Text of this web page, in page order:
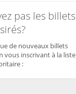
pas les billets
de nouveaux billets
vous inscrivant à la liste
: